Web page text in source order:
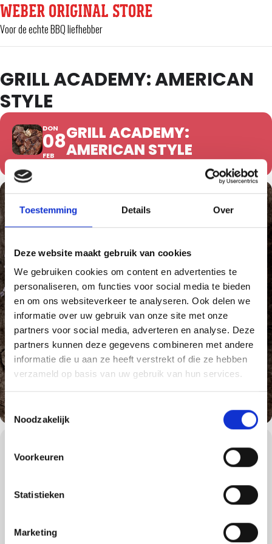
Toestemming Details Over
Deze website maakt gebruik van cookies
We gebruiken cookies om content en advertenties te
personaliseren, om functies voor social media te bieden
en om ons websiteverkeer te analyseren. Ook delen we
informatie over uw gebruik van onze site met onze
partners voor social media, adverteren en analyse. Deze
partners kunnen deze gegevens combineren met andere
informatie die u aan ze heeft verstrekt of die ze hebben
verzameld op basis van uw gebruik van hun services.
Toestemmingsselectie
Noodzakelijk
Voorkeuren
Statistieken
Marketing
WEBER ORIGINAL STORE
Voor de echte BBQ liefhebber
GRILL ACADEMY: AMERICAN
STYLE
DON
08
FEB
GRILL ACADEMY:
AMERICAN STYLE
We gaan tijdens de American Style BBQ workshop terug naar de
In de 17e eeuw werd barbecueën overgenomen van de indianen
Sindsdien verspreidde de Amerikaanse barbecuecultuur zich over
de rest van de wereld. American Style BBQ wordt in veel landen